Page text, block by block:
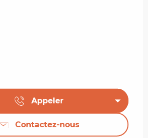
Appeler
Contactez-nous